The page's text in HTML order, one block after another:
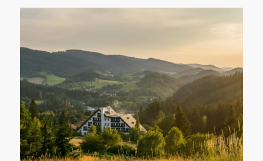
Podrobnosti